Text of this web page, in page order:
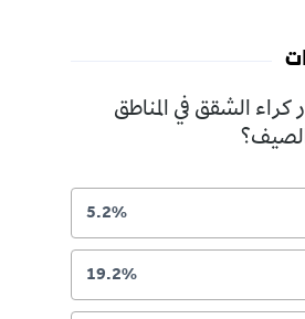
كراء الشقق في المناطق
5.2%
19.2%